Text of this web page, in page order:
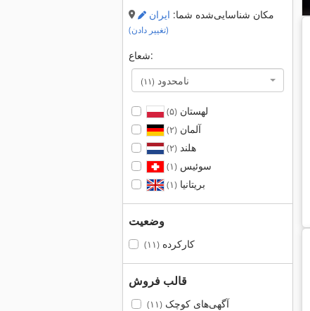
مکان شناسایی‌شده شما: ایران
(تغییر دادن)
شعاع:
نامحدود (۱۱)
لهستان(۵)
آلمان(۲)
هلند(۲)
سوئیس(۱)
بریتانیا(۱)
وضعیت
کارکرده(۱۱)
قالب فروش
آگهی‌های کوچک(۱۱)